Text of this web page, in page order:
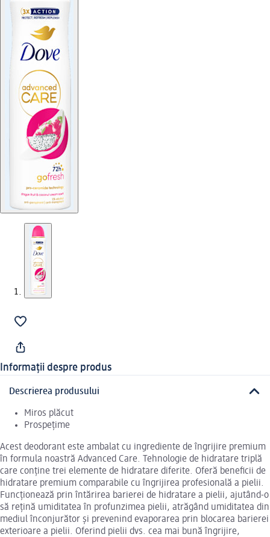
Informații despre produs
Descrierea produsului
Miros plăcut
Prospețime
Acest deodorant este ambalat cu ingrediente de îngrijire premium
în formula noastră Advanced Care. Tehnologie de hidratare triplă
care conține trei elemente de hidratare diferite. Oferă beneficii de
hidratare premium comparabile cu îngrijirea profesională a pielii.
Funcționează prin întărirea barierei de hidratare a pielii, ajutând-o
să rețină umiditatea în profunzimea pielii, atrăgând umiditatea din
mediul înconjurător și prevenind evaporarea prin blocarea barierei
exterioare a pielii. Oferind pielii dvs. cea mai bună îngrijire,